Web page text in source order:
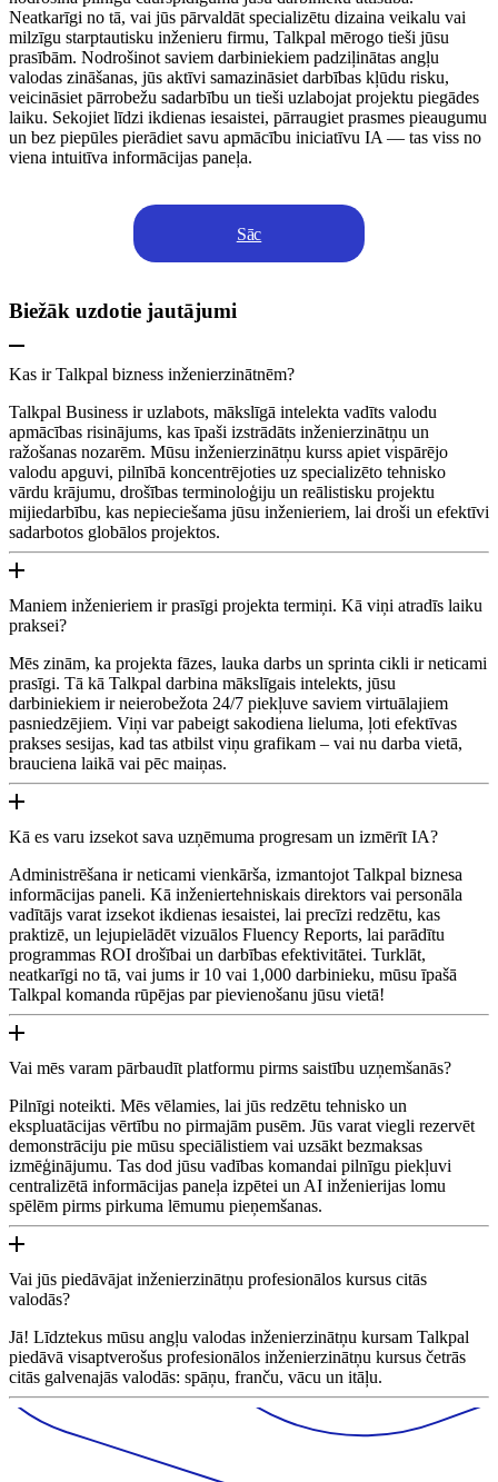
Neatkarīgi no tā, vai jūs pārvaldāt specializētu dizaina veikalu vai
milzīgu starptautisku inženieru firmu, Talkpal mērogo tieši jūsu
prasībām. Nodrošinot saviem darbiniekiem padziļinātas angļu
valodas zināšanas, jūs aktīvi samazināsiet darbības kļūdu risku,
veicināsiet pārrobežu sadarbību un tieši uzlabojat projektu piegādes
laiku. Sekojiet līdzi ikdienas iesaistei, pārraugiet prasmes pieaugumu
un bez piepūles pierādiet savu apmācību iniciatīvu IA — tas viss no
viena intuitīva informācijas paneļa.
Sāc
Biežāk uzdotie jautājumi
Kas ir Talkpal bizness inženierzinātnēm?
Talkpal Business ir uzlabots, mākslīgā intelekta vadīts valodu
apmācības risinājums, kas īpaši izstrādāts inženierzinātņu un
ražošanas nozarēm. Mūsu inženierzinātņu kurss apiet vispārējo
valodu apguvi, pilnībā koncentrējoties uz specializēto tehnisko
vārdu krājumu, drošības terminoloģiju un reālistisku projektu
mijiedarbību, kas nepieciešama jūsu inženieriem, lai droši un efektīvi
sadarbotos globālos projektos.
Maniem inženieriem ir prasīgi projekta termiņi. Kā viņi atradīs laiku
praksei?
Mēs zinām, ka projekta fāzes, lauka darbs un sprinta cikli ir neticami
prasīgi. Tā kā Talkpal darbina mākslīgais intelekts, jūsu
darbiniekiem ir neierobežota 24/7 piekļuve saviem virtuālajiem
pasniedzējiem. Viņi var pabeigt sakodiena lieluma, ļoti efektīvas
prakses sesijas, kad tas atbilst viņu grafikam – vai nu darba vietā,
brauciena laikā vai pēc maiņas.
Kā es varu izsekot sava uzņēmuma progresam un izmērīt IA?
Administrēšana ir neticami vienkārša, izmantojot Talkpal biznesa
informācijas paneli. Kā inženiertehniskais direktors vai personāla
vadītājs varat izsekot ikdienas iesaistei, lai precīzi redzētu, kas
praktizē, un lejupielādēt vizuālos Fluency Reports, lai parādītu
programmas ROI drošībai un darbības efektivitātei. Turklāt,
neatkarīgi no tā, vai jums ir 10 vai 1,000 darbinieku, mūsu īpašā
Talkpal komanda rūpējas par pievienošanu jūsu vietā!
Vai mēs varam pārbaudīt platformu pirms saistību uzņemšanās?
Pilnīgi noteikti. Mēs vēlamies, lai jūs redzētu tehnisko un
ekspluatācijas vērtību no pirmajām pusēm. Jūs varat viegli rezervēt
demonstrāciju pie mūsu speciālistiem vai uzsākt bezmaksas
izmēģinājumu. Tas dod jūsu vadības komandai pilnīgu piekļuvi
centralizētā informācijas paneļa izpētei un AI inženierijas lomu
spēlēm pirms pirkuma lēmumu pieņemšanas.
Vai jūs piedāvājat inženierzinātņu profesionālos kursus citās
valodās?
Jā! Līdztekus mūsu angļu valodas inženierzinātņu kursam Talkpal
piedāvā visaptverošus profesionālos inženierzinātņu kursus četrās
citās galvenajās valodās: spāņu, franču, vācu un itāļu.